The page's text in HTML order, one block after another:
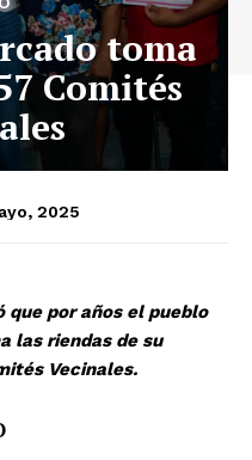
toma
Comités
2025
que por años el pueblo
las riendas de su
Vecinales.